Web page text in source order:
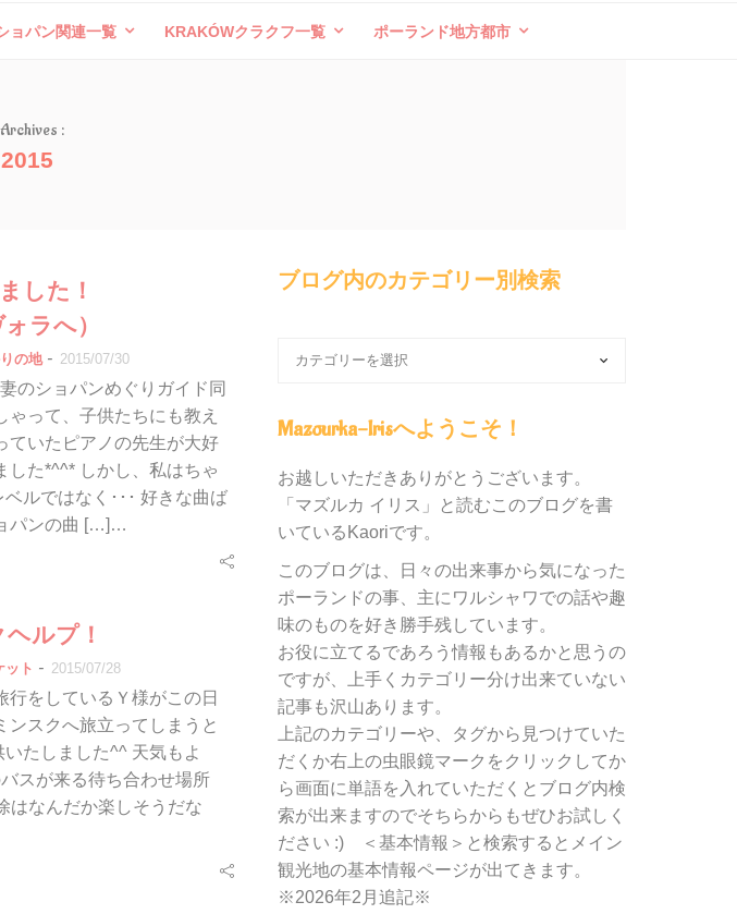
ョパン関連一覧 KRAKÓWクラクフ一覧 ポーランド地方都市
:
した！
ラへ）
の地 - 2015/07/30
のショパンめぐりガイド同
って、子供たちにも教え
ていたピアノの先生が大好
した*^^* しかし、私はちゃ
ルではなく･･･ 好きな曲ば
パンの曲 […]…
ルプ！
ット - 2015/07/28
をしているＹ様がこの日
ンスクへ旅立ってしまうと
たしました^^ 天気もよ
スが来る待ち合わせ場所
はなんだか楽しそうだな
ブログ内のカテゴリー別検索
内
の
テ
ゴ
リ
別
検
索
Mazourka-Irisへようこそ！
お越しいただきありがとうございます。
「マズルカ イリス」と読むこのブログを書
いているKaoriです。
このブログは、日々の出来事から気になった
ポーランドの事、主にワルシャワでの話や趣
味のものを好き勝手残しています。
お役に立てるであろう情報もあるかと思うの
ですが、上手くカテゴリー分け出来ていない
記事も沢山あります。
上記のカテゴリーや、タグから見つけていた
だくか右上の虫眼鏡マークをクリックしてか
ら画面に単語を入れていただくとブログ内検
索が出来ますのでそちらからもぜひお試しく
ださい :) ＜基本情報＞と検索するとメイン
観光地の基本情報ページが出てきます。
※2026年2月追記※